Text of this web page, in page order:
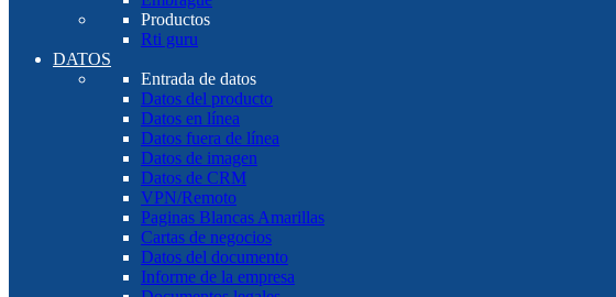
Productos
Rti guru
DATOS
Entrada de datos
Datos del producto
Datos en línea
Datos fuera de línea
Datos de imagen
Datos de CRM
VPN/Remoto
Paginas Blancas Amarillas
Cartas de negocios
Datos del documento
Informe de la empresa